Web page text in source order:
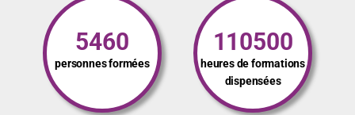
5460
personnes formées
110500
heures de formations
dispensées